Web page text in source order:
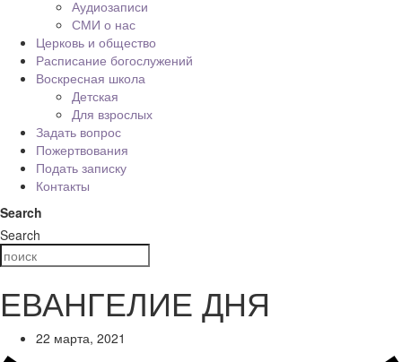
Аудиозаписи
СМИ о нас
Церковь и общество
Расписание богослужений
Воскресная школа
Детская
Для взрослых
Задать вопрос
Пожертвования
Подать записку
Контакты
Search
Search
ЕВАНГЕЛИЕ ДНЯ
22 марта, 2021